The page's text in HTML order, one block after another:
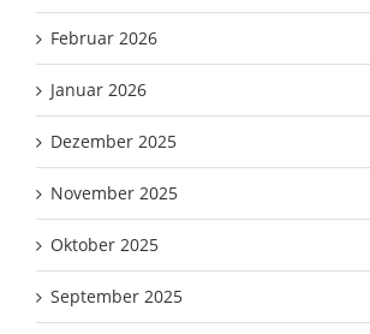
Februar 2026
Januar 2026
Dezember 2025
November 2025
Oktober 2025
September 2025